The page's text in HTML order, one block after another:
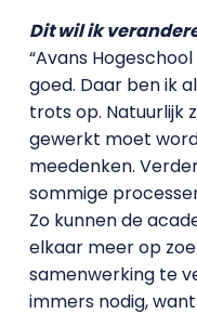
Dit wil ik
“Avans
goed. Daar ben ik
trots op. Natuurlijk
gewerkt moet
meedenken.
sommige
Zo kunnen de
elkaar meer op
samenwerking te
immers nodig,